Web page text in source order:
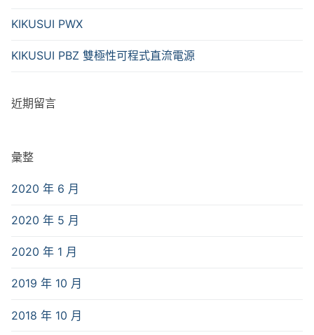
KIKUSUI PWX
KIKUSUI PBZ 雙極性可程式直流電源
近期留言
彙整
2020 年 6 月
2020 年 5 月
2020 年 1 月
2019 年 10 月
2018 年 10 月